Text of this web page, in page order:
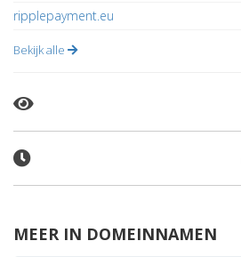
ripplepayment.eu
Bekijk alle
MEER IN DOMEINNAMEN